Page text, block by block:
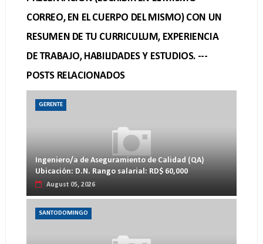
CORREO, EN EL CUERPO DEL MISMO) CON UN
RESUMEN DE TU CURRICULUM, EXPERIENCIA
DE TRABAJO, HABILIDADES Y ESTUDIOS. ---
POSTS RELACIONADOS
GERENTE
Ingeniero/a de Aseguramiento de Calidad (QA)
Ubicación: D.N. Rango salarial: RD$ 60,000
August 05, 2026
SANTODOMINGO